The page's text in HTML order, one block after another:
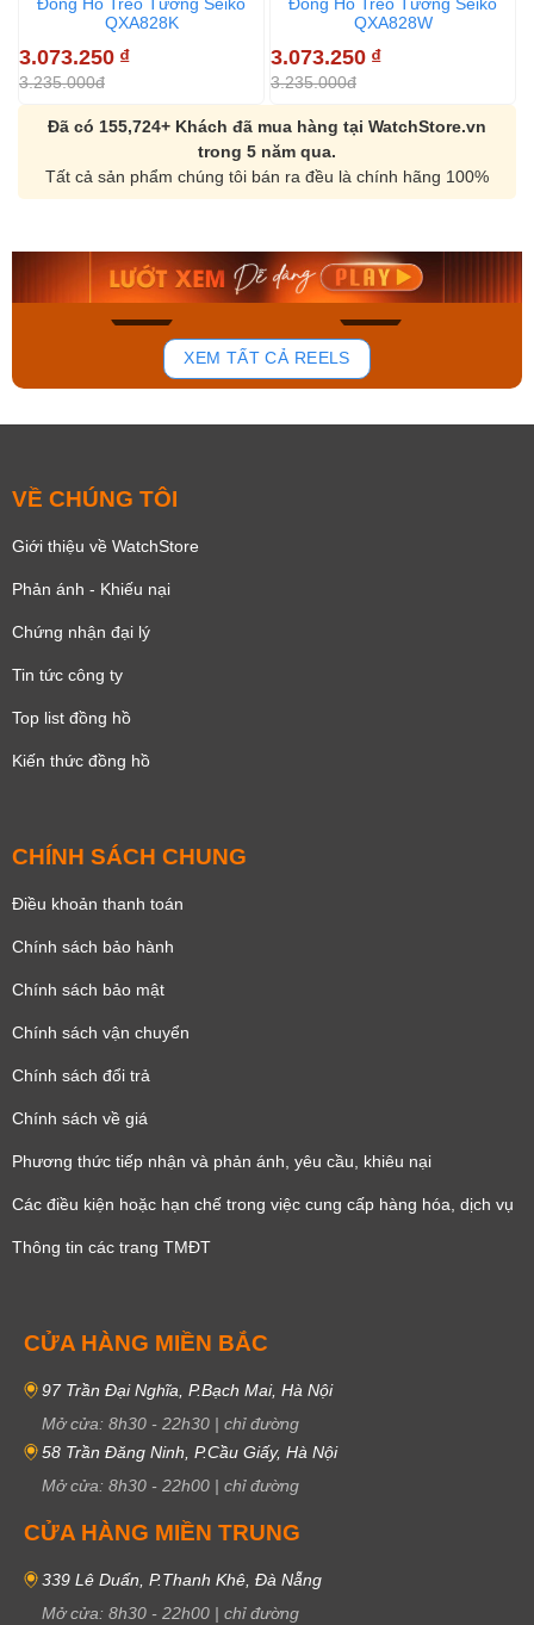
Đồng Hồ Treo Tường Seiko
QXA828K
3.073.250 ₫
3.235.000đ
Đồng Hồ Treo Tường Seiko
QXA828W
3.073.250 ₫
3.235.000đ
Đã có 155,724+ Khách đã mua hàng tại WatchStore.vn
trong 5 năm qua.
Tất cả sản phẩm chúng tôi bán ra đều là chính hãng 100%
163
Orient Nam RA-
Mua ngay
Casio Nam MTS-
Mua ngay
XEM TẤT CẢ REELS
VỀ CHÚNG TÔI
Giới thiệu về WatchStore
Phản ánh - Khiếu nại
Chứng nhận đại lý
Tin tức công ty
Top list đồng hồ
Kiến thức đồng hồ
CHÍNH SÁCH CHUNG
Điều khoản thanh toán
Chính sách bảo hành
Chính sách bảo mật
Chính sách vận chuyển
Chính sách đổi trả
Chính sách về giá
Phương thức tiếp nhận và phản ánh, yêu cầu, khiêu nại
Các điều kiện hoặc hạn chế trong việc cung cấp hàng hóa, dịch vụ
Thông tin các trang TMĐT
CỬA HÀNG MIỀN BẮC
97 Trần Đại Nghĩa, P.Bạch Mai, Hà Nội
Mở cửa: 8h30 - 22h30 | chỉ đường
58 Trần Đăng Ninh, P.Cầu Giấy, Hà Nội
Mở cửa: 8h30 - 22h00 | chỉ đường
CỬA HÀNG MIỀN TRUNG
339 Lê Duẩn, P.Thanh Khê, Đà Nẵng
Mở cửa: 8h30 - 22h00 | chỉ đường